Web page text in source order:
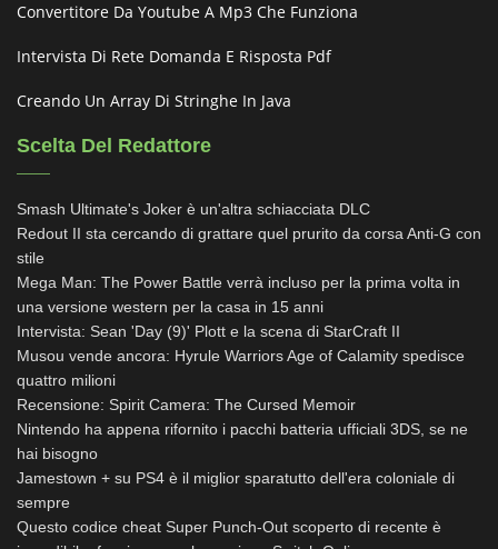
Convertitore Da Youtube A Mp3 Che Funziona
Intervista Di Rete Domanda E Risposta Pdf
Creando Un Array Di Stringhe In Java
Scelta Del Redattore
Smash Ultimate's Joker è un'altra schiacciata DLC
Redout II sta cercando di grattare quel prurito da corsa Anti-G con
stile
Mega Man: The Power Battle verrà incluso per la prima volta in
una versione western per la casa in 15 anni
Intervista: Sean 'Day (9)' Plott e la scena di StarCraft II
Musou vende ancora: Hyrule Warriors Age of Calamity spedisce
quattro milioni
Recensione: Spirit Camera: The Cursed Memoir
Nintendo ha appena rifornito i pacchi batteria ufficiali 3DS, se ne
hai bisogno
Jamestown + su PS4 è il miglior sparatutto dell'era coloniale di
sempre
Questo codice cheat Super Punch-Out scoperto di recente è